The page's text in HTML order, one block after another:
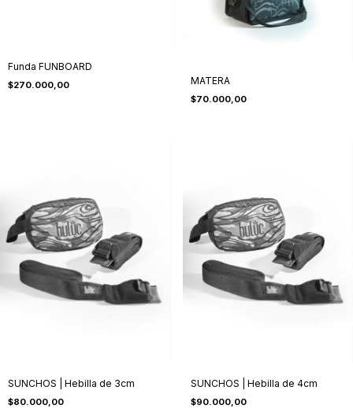
Funda FUNBOARD
$270.000,00 MATERA
$70.000,00
SUNCHOS | Hebilla de 3cm
$80.000,00
SUNCHOS | Hebilla de 4cm
$90.000,00